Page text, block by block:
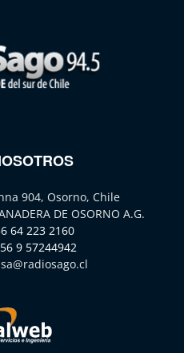
904, Osorno, Chile
DE OSORNO A.G.
64 223 2160
9 57244942